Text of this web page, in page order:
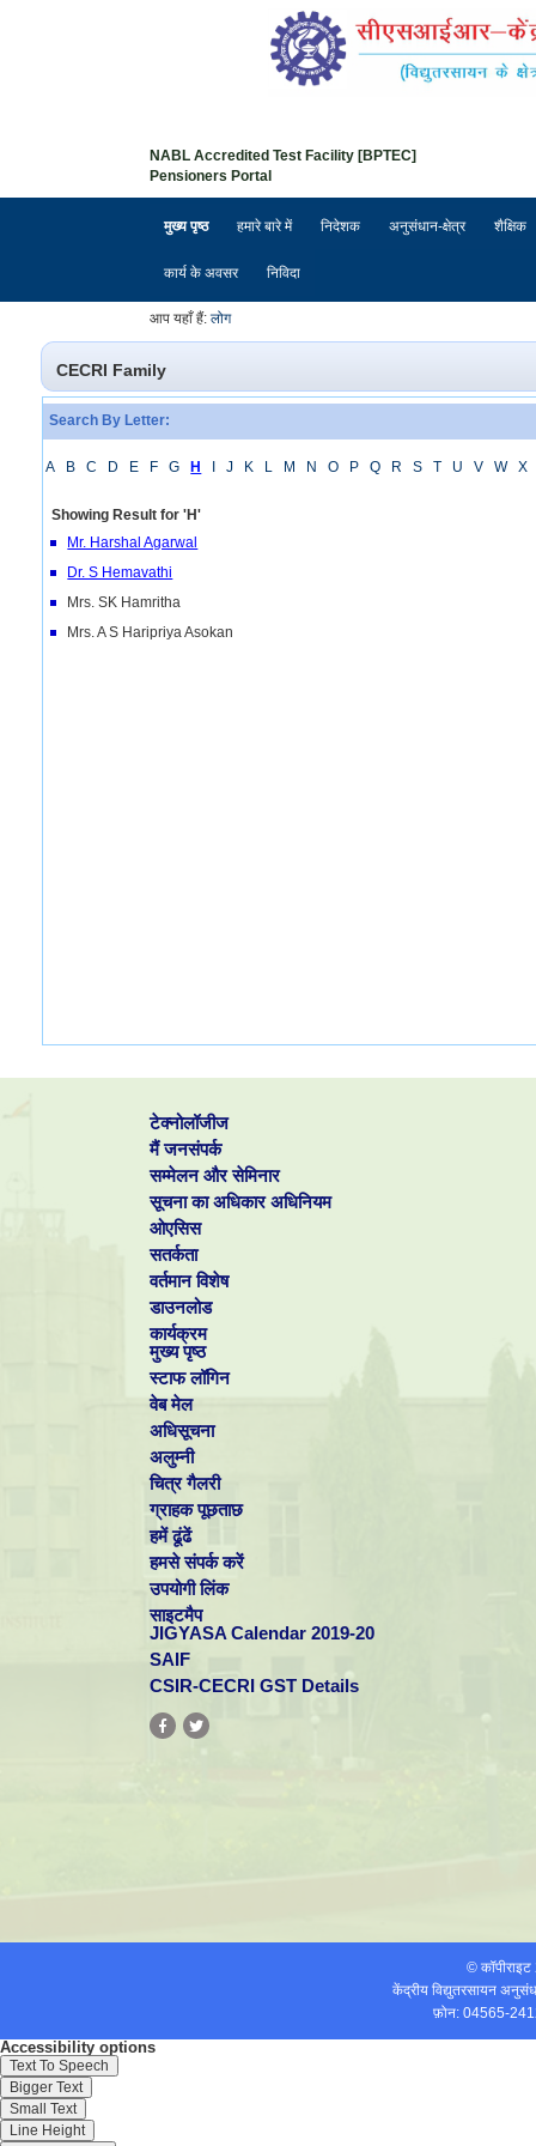
NABL Accredited Test Facility [BPTEC]
Pensioners Portal
मुख्य पृष्ठ हमारे बारे में निदेशक अनुसंधान-क्षेत्र शैक्षिक
कार्य के अवसर निविदा
आप यहाँ हैं: लोग
CECRI Family
Search By Letter:
A B C D E F G H J K L M N O P Q R S T U V W X
Showing Result for'H'
Mr. Harshal Agarwal
Dr. S Hemavathi
Mrs. SK Hamritha
Mrs. A S Haripriya Asokan
टेक्नोलॉजीज
मैं जनसंपर्क
सम्मेलन और सेमिनार
सूचना का अधिकार अधिनियम
ओएसिस
सतर्कता
वर्तमान विशेष
डाउनलोड
कार्यक्रम
मुख्य पृष्ठ
स्टाफ लॉगिन
वेब मेल
अधिसूचना
अलुम्नी
चित्र गैलरी
ग्राहक पूछताछ
हमें ढूंढें
हमसे संपर्क करें
उपयोगी लिंक
साइटमैप
JIGYASA Calendar 2019-20
SAIF
CSIR-CECRI GST Details
©
केंद्रीय विद्युतरसायन
फ़ोन: 04565-
Accessibility options
Text To Speech
Bigger Text
Small Text
Line Height